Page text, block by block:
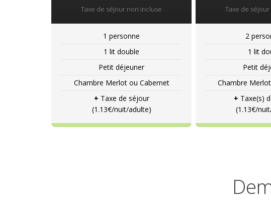
Taxe de séjour non incluse
1 personne
1 lit double
Petit déjeuner
Chambre Merlot ou Cabernet
+ Taxe de séjour
(1.13€/nuit/adulte)
Taxe de
2
1 lit
Petit
Chambre
+ Taxe(s)
(1.13€/